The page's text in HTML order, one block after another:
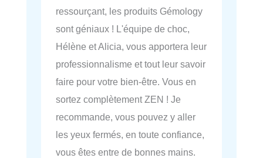
ressourçant, les produits Gémology
sont géniaux ! L'équipe de choc,
Hélène et Alicia, vous apportera leur
professionnalisme et tout leur savoir
faire pour votre bien-être. Vous en
sortez complètement ZEN ! Je
recommande, vous pouvez y aller
les yeux fermés, en toute confiance,
vous êtes entre de bonnes mains.